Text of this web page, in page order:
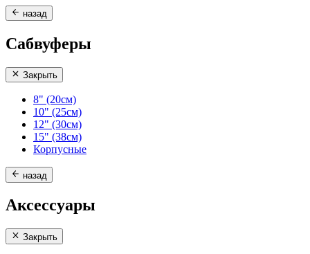
назад
Сабвуферы
Закрыть
8" (20см)
10" (25см)
12" (30см)
15" (38см)
Корпусные
назад
Аксессуары
Закрыть